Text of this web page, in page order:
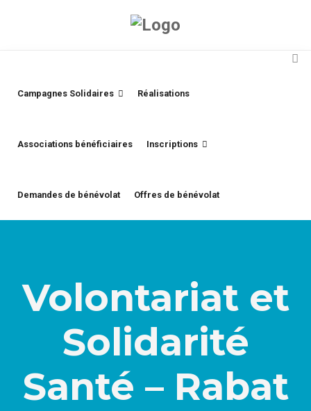
Campagnes Solidaires Réalisations
Associations bénéficiaires Inscriptions
Demandes de bénévolat Offres de bénévolat
Volontariat et
Solidarité
Santé – Rabat